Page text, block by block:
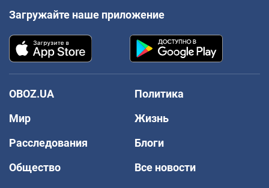
Загружайте наше приложение
OBOZ.UA
Политика
Мир
Жизнь
Расследования
Блоги
Общество
Все новости